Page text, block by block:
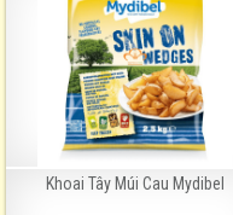
Khoai Tây Múi Cau Mydibel